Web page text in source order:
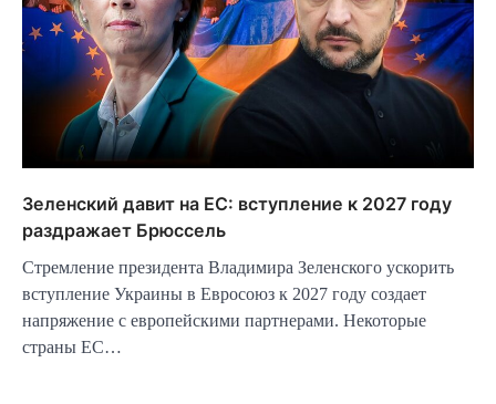
Зеленский давит на ЕС: вступление к 2027 году
раздражает Брюссель
Стремление президента Владимира Зеленского ускорить
вступление Украины в Евросоюз к 2027 году создает
напряжение с европейскими партнерами. Некоторые
страны ЕС…